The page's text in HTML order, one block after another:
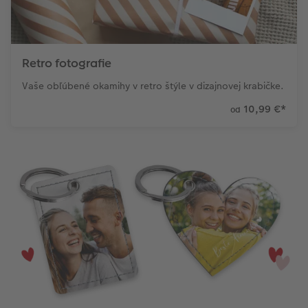
Retro fotografie
Vaše obľúbené okamihy v retro štýle v dizajnovej krabičke.
od 10,99 €*